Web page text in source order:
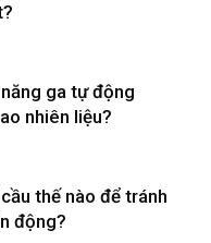
ga tự động
nhiên liệu?
thế nào để tránh
động?